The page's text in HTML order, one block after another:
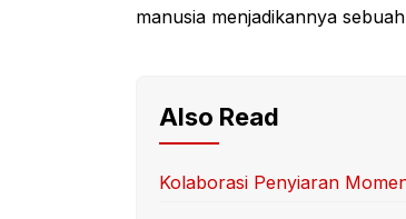
manusia menjadikannya
Also Read
Kolaborasi Penyiaran